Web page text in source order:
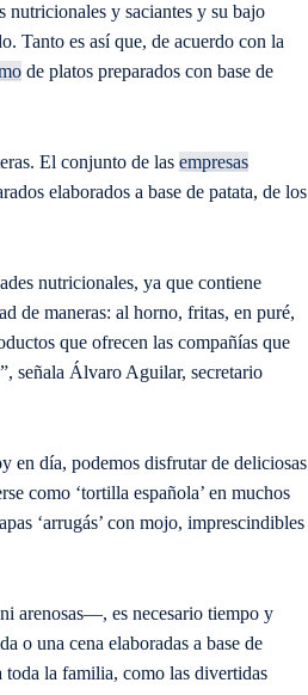
nutricionales y saciantes y su bajo
Tanto es así que, de acuerdo con la
de platos preparados con base de
El conjunto de las empresas
elaborados a base de patata, de los
nutricionales, ya que contiene
de maneras: al horno, fritas, en puré,
que ofrecen las compañías que
señala Álvaro Aguilar, secretario
en día, podemos disfrutar de deliciosas
como ‘tortilla española’ en muchos
‘arrugás’ con mojo, imprescindibles
arenosas—, es necesario tiempo y
o una cena elaboradas a base de
toda la familia, como las divertidas